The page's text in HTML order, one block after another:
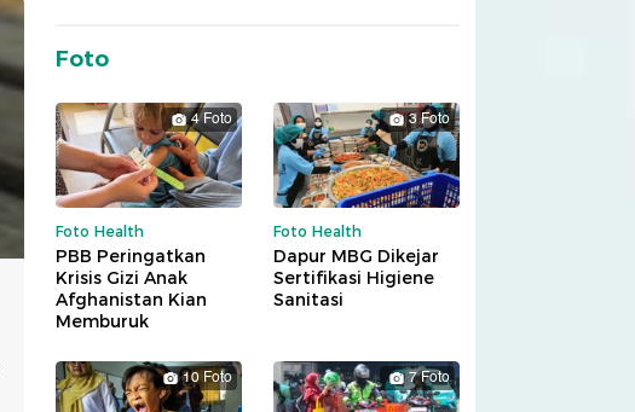
Foto
4 Foto
Foto Health
PBB Peringatkan
Krisis Gizi Anak
Afghanistan Kian
Memburuk
3 Foto
Foto Health
Dapur MBG Dikejar
Sertifikasi Higiene
Sanitasi
10 Foto 7 Foto